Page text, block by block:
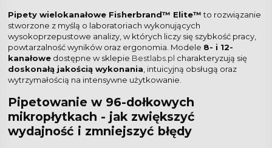
Pipety wielokanałowe Fisherbrand™ Elite™to rozwiązanie
stworzone z myślą o laboratoriach wykonujących
wysokoprzepustowe analizy, w których liczy się szybkość pracy,
powtarzalność wyników oraz ergonomia. Modele 8- i 12-
kanałowe dostępne w sklepie Bestlabs.pl charakteryzują się
doskonałą jakością wykonania, intuicyjną obsługą oraz
wytrzymałością na intensywne użytkowanie.
Pipetowanie w 96-dołkowych
mikropłytkach - jak zwiększyć
wydajność i zmniejszyć błędy